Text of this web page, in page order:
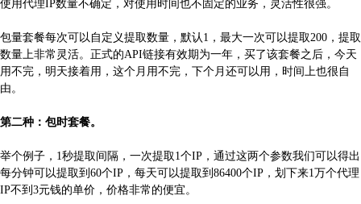
使用代理IP数量不确定，对使用时间也不固定的业务，灵活性很强。
包量套餐每次可以自定义提取数量，默认1，最大一次可以提取200，提取
数量上非常灵活。正式的API链接有效期为一年，买了该套餐之后，今天
用不完，明天接着用，这个月用不完，下个月还可以用，时间上也很自
由。
第二种：包时套餐。
举个例子，1秒提取间隔，一次提取1个IP，通过这两个参数我们可以得出
每分钟可以提取到60个IP，每天可以提取到86400个IP，划下来1万个代理
IP不到3元钱的单价，价格非常的便宜。